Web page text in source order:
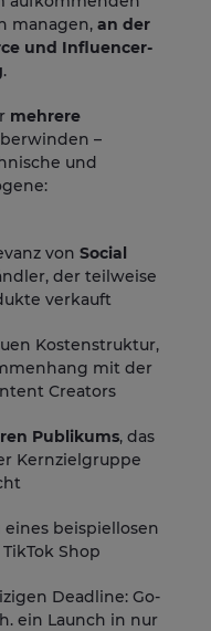
managen,an der
und Influencer-
.
mehrere
–
und
von Social
der teilweise
verkauft
Kostenstruktur,
mit der
Creators
Publikums, das
Kernzielgruppe
beispiellosen
Shop
Deadline: Go-
h. ein Launch in nur